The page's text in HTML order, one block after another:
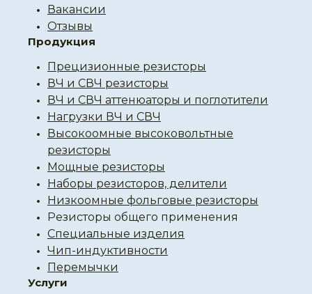
Вакансии
Отзывы
Продукция
Прецизионные резисторы
ВЧ и СВЧ резисторы
ВЧ и СВЧ аттенюаторы и поглотители
Нагрузки ВЧ и СВЧ
Высокоомные высоковольтные
резисторы
Мощные резисторы
Наборы резисторов, делители
Низкоомные фольговые резисторы
Резисторы общего применения
Специальные изделия
Чип-индуктивности
Перемычки
Услуги